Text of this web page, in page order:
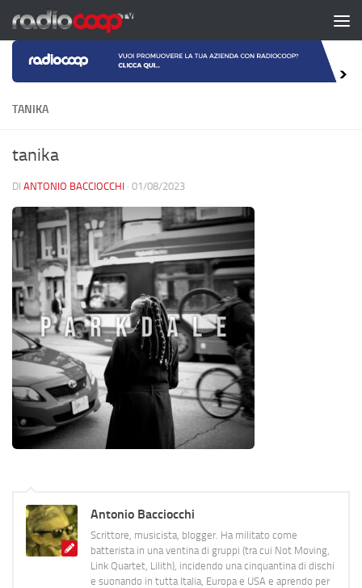
Salta al contenuto
TANIKA
tanika
DI ANTONIO BACCIOCCHI · 01/08/2023
Antonio Bacciocchi
Scrittore, musicista, blogger. Ha militato come
batterista in una ventina di gruppi (tra cui Not Moving,
Link Quartet, Lilith), incidendo una cinquantina di dischi
e suonando in tutta Italia, Europa e USA e aprendo per